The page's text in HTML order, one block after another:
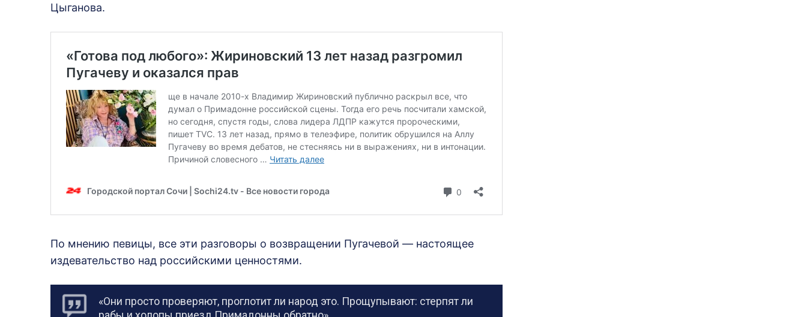
Цыганова.
По мнению певицы, все эти разговоры о возвращении Пугачевой — настоящее
издевательство над российскими ценностями.
«Они просто проверяют, проглотит ли народ это. Прощупывают: стерпят ли